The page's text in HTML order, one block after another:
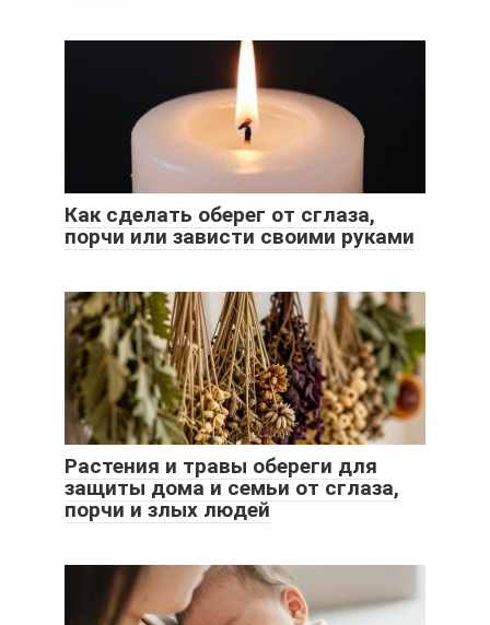
Как сделать оберег от сглаза,
порчи или зависти своими руками
Растения и травы обереги для
защиты дома и семьи от сглаза,
порчи и злых людей